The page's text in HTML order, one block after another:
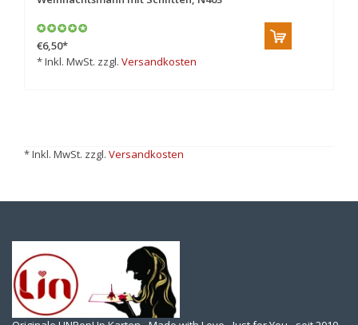
€6,50*
* Inkl. MwSt. zzgl. Versandkosten
* Inkl. MwSt. zzgl. Versandkosten